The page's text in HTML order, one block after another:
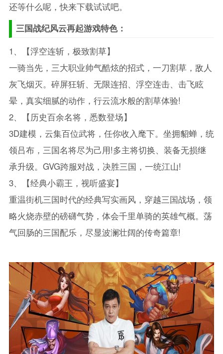
还等什么呢，快来下载试试吧。
三国战纪风云再起游戏特色：
1、【浮空连斩，极致割草】
一骑当先，三大职业帅气酷炫的招式，一刀割草，敌人
灰飞烟灭。碎屏狂斩、无限连招、浮空连击、击飞眩
晕，真实细腻的动作，行云流水般的割草体验!
2、【历史百余名将，悉数登场】
3D建模，云集百位武将，任你收入麾下。坐拥貂蝉，统
领吕布，三国名将尽为己用!多主将切换、装备无损继
承升级。GVG跨服对战，决胜三国，一统江山!
3、【经典小霸王，视听盛宴】
重温街机三国时代的经典写实画风，穿越三国战场，领
略火烧赤壁的磅礴气势，体会千里单骑的英雄气概。荡
气回肠的三国配乐，尽显波澜壮阔的传奇篇章!